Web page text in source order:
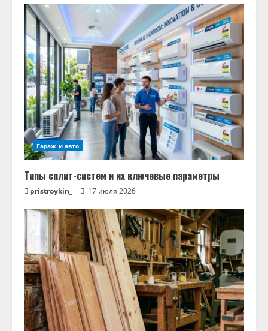
Гараж и авто
Типы сплит-систем и их ключевые параметры
pristroykin_ 17 июля 2026